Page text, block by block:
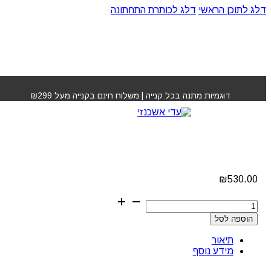
דלג לתוכן הראשי דלג לכותרת התחתונה
דוגמיות מתנה בכל קנייה | משלוח חינם בקנייה מעל ₪299
פן 3900 מייבש שיער
₪530.00
כמות
של
פן
מייבש
שיער
הוספה לסל
תיאור
מידע נוסף